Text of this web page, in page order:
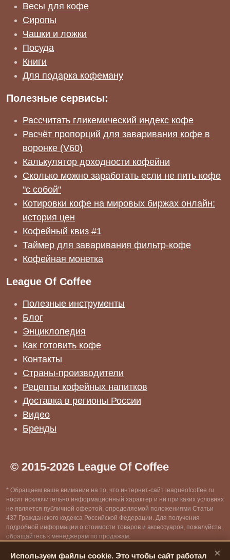
Весы для кофе
Сиропы
Чашки и ложки
Посуда
Книги
Для подарка кофеману
Полезные сервисы:
Рассчитать гликемический индекс кофе
Расчёт пропорций для заваривания кофе в
воронке (V60)
Калькулятор доходности кофейни
Сколько можно заработать если не пить кофе
"с собой"
Котировки кофе на мировых биржах онлайн:
история цен
Кофейный квиз #1
Таймер для заваривания фильтр-кофе
Кофейная монетка
League Of Coffee
Полезные инструменты
Блог
Энциклопедия
Как готовить кофе
Контакты
Страны-производители
Рецепты кофейных напитков
Доставка в регионы России
Видео
Бренды
© 2015-2026 League Of Coffee
* Обращаем ваше внимание на то, что интернет-сайт leagueofcoffee.ru
носит исключительно информационный характер и ни при каких условиях
не является публичной офертой, определяемой положениями Статьи
437 Гражданского кодекса Российской Федерации. Для получения
подробной информации о стоимости товаров и аксессуаров, пожалуйста,
обращайтесь к менеджерам по продажам.
** Информация собрана из открытых источников сети интернет, все
Используем файлы cookie. Это чтобы сайт работал ×